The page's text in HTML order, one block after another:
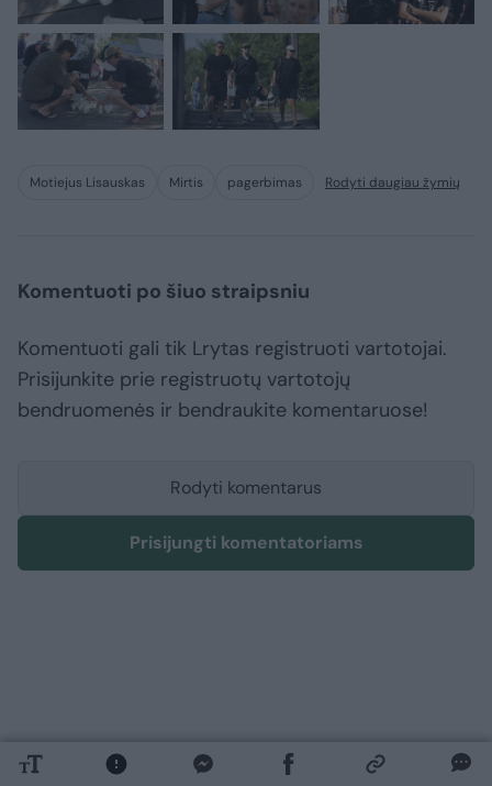
Motiejus Lisauskas Mirtis pagerbimas Rodyti daugiau žymių
Komentuoti po šiuo straipsniu
Komentuoti gali tik Lrytas registruoti vartotojai.
Prisijunkite prie registruotų vartotojų
bendruomenės ir bendraukite komentaruose!
Rodyti komentarus
Prisijungti komentatoriams